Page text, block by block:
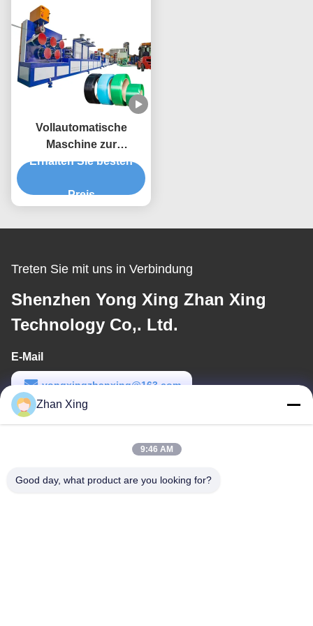
Vollautomatische
Maschine zur
Herstellung von PET-
Erhalten Sie besten
Preis
Treten Sie mit uns in Verbindung
Shenzhen Yong Xing Zhan Xing
Technology Co,. Ltd.
E-Mail
yongxingzhanxing@163.com
Arbeitszeit
Zhan Xing
9:46 AM
Good day, what product are you looking for?